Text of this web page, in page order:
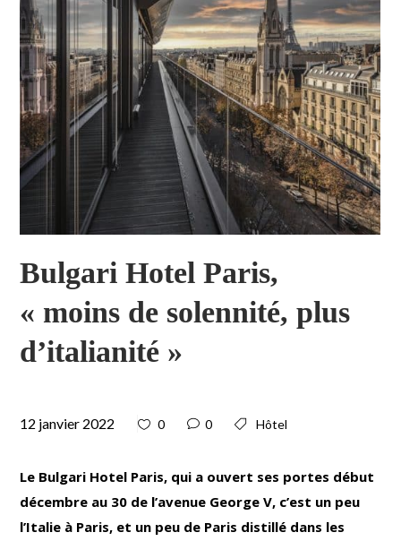
Bulgari Hotel Paris,
« moins de solennité, plus
d’italianité »
12 janvier 2022 0 0 Hôtel
Le Bulgari Hotel Paris, qui a ouvert ses portes début
décembre au 30 de l’avenue George V, c’est un peu
l’Italie à Paris, et un peu de Paris distillé dans les